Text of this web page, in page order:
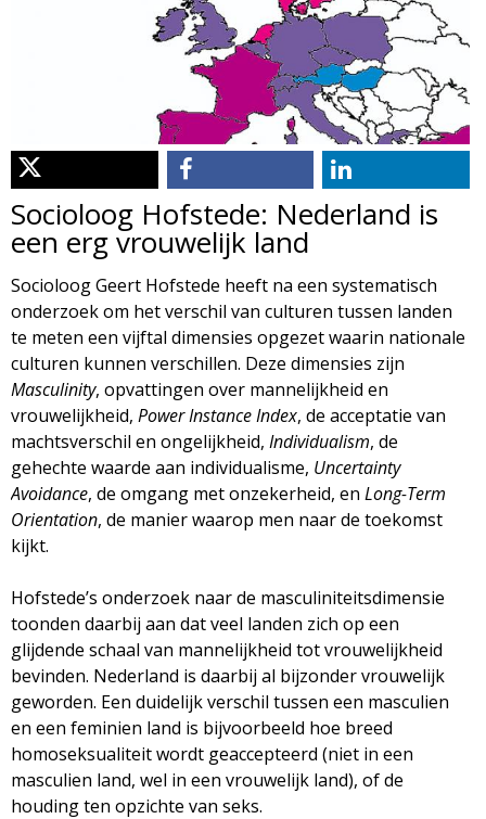
l
o
g
i
e
M
a
g
a
z
i
n
e
n
u
Socioloog Hofstede: Nederland is
een erg vrouwelijk land
Socioloog Geert Hofstede heeft na een systematisch
onderzoek om het verschil van culturen tussen landen
te meten een vijftal dimensies opgezet waarin nationale
culturen kunnen verschillen. Deze dimensies zijn
Masculinity, opvattingen over mannelijkheid en
vrouwelijkheid, Power Instance Index, de acceptatie van
machtsverschil en ongelijkheid, Individualism, de
gehechte waarde aan individualisme, Uncertainty
Avoidance, de omgang met onzekerheid, en Long-Term
Orientation, de manier waarop men naar de toekomst
kijkt.
Hofstede’s onderzoek naar de masculiniteitsdimensie
toonden daarbij aan dat veel landen zich op een
glijdende schaal van mannelijkheid tot vrouwelijkheid
bevinden. Nederland is daarbij al bijzonder vrouwelijk
geworden. Een duidelijk verschil tussen een masculien
en een feminien land is bijvoorbeeld hoe breed
homoseksualiteit wordt geaccepteerd (niet in een
masculien land, wel in een vrouwelijk land), of de
houding ten opzichte van seks.